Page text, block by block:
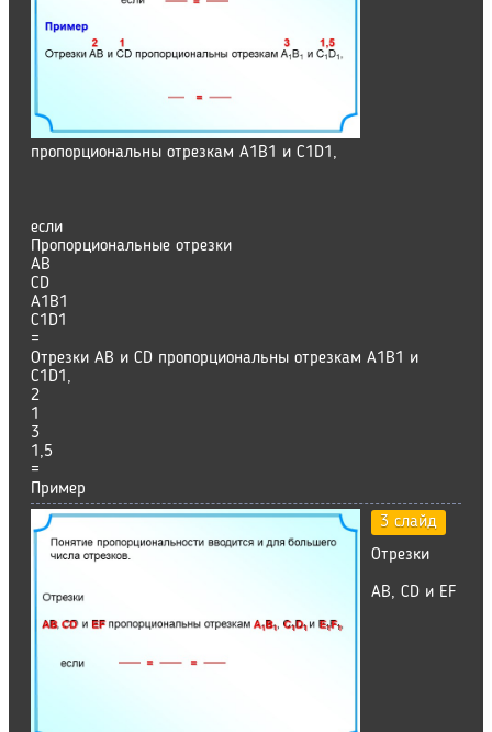
пропорциональны отрезкам А1В1 и С1D1,
если
Пропорциональные отрезки
АВ
СD
А1В1
C1D1
=
Отрезки АВ и СD пропорциональны отрезкам А1В1 и
С1D1,
2
1
3
1,5
=
Пример
3 слайд
Отрезки
АВ, СD и EF